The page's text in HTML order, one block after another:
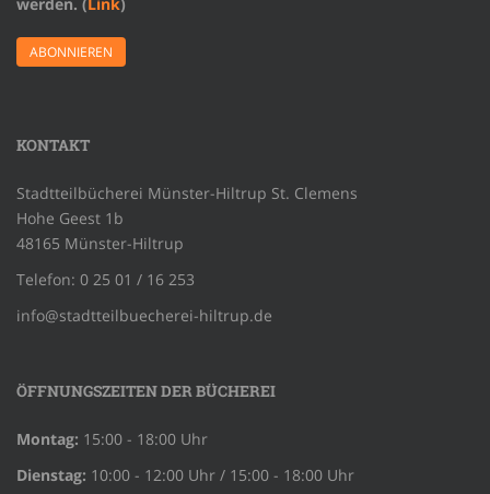
KONTAKT
Stadtteilbücherei Münster-Hiltrup St. Clemens
Hohe Geest 1b
48165 Münster-Hiltrup
Telefon: 0 25 01 / 16 253
info@stadtteilbuecherei-hiltrup.de
ÖFFNUNGSZEITEN DER BÜCHEREI
Montag: 15:00 - 18:00 Uhr
Dienstag: 10:00 - 12:00 Uhr / 15:00 - 18:00 Uhr